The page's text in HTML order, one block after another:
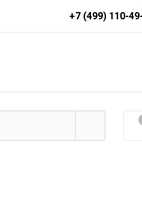
+7 (499) 110-